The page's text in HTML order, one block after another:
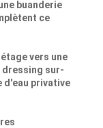
buanderie
ce
vers une
dressing sur-
d'eau privative